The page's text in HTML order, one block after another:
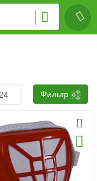
Фильтр